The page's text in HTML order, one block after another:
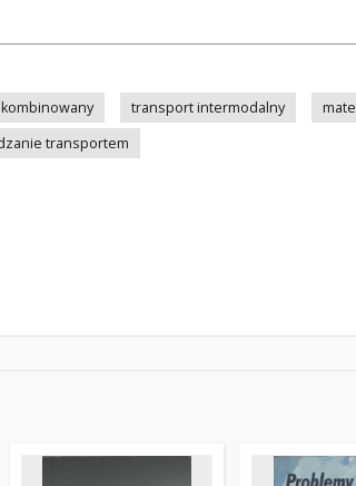
transport intermodalny
transportem